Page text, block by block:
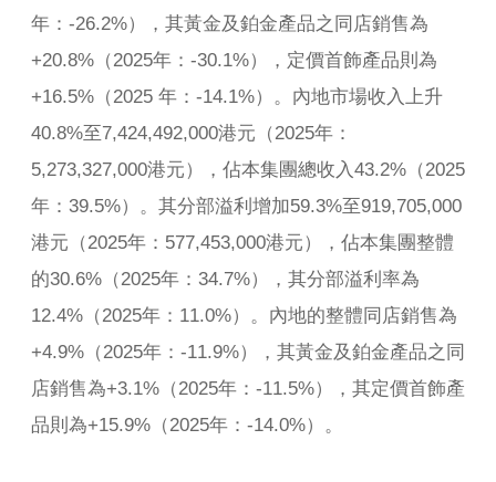
年：-26.2%），其黃金及鉑金產品之同店銷售為
+20.8%（2025年：-30.1%），定價首飾產品則為
+16.5%（2025 年：-14.1%）。內地市場收入上升
40.8%至7,424,492,000港元（2025年：
5,273,327,000港元），佔本集團總收入43.2%（2025
年：39.5%）。其分部溢利增加59.3%至919,705,000
港元（2025年：577,453,000港元），佔本集團整體
的30.6%（2025年：34.7%），其分部溢利率為
12.4%（2025年：11.0%）。內地的整體同店銷售為
+4.9%（2025年：-11.9%），其黃金及鉑金產品之同
店銷售為+3.1%（2025年：-11.5%），其定價首飾產
品則為+15.9%（2025年：-14.0%）。